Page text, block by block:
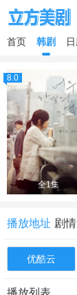
首页 韩剧 日
8.0
全1集
播放地址 剧
优酷云
播放列表